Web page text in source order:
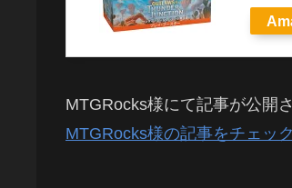
MTGRocks様にて記事が公開
MTGRocks様の記事をチェック